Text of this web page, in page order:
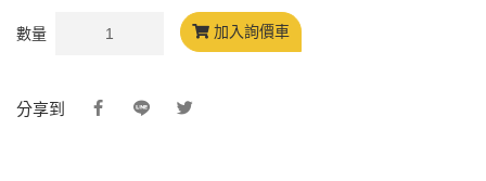
數量 加入詢價車
分享到